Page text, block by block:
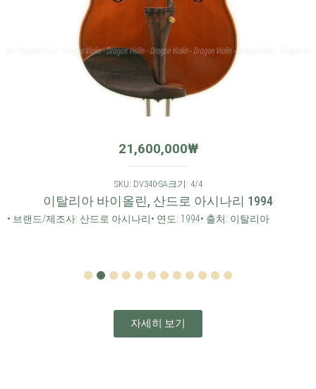
21,600,000₩
SKU: DV340-SA 크기: 4/4
이탈리아 바이올린, 산드로 아시나리 1994
• 브랜드/제조사: 산드로 아시나리• 연도: 1994• 출처: 이탈리아
4 5 6 7 8 9 101112
자세히 보기